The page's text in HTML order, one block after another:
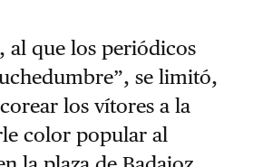
al que los periódicos
se limitó,
los vítores a la
color popular al